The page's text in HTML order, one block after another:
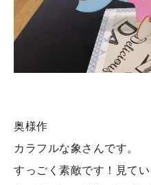
奥様作
カラフルな象さんです。
すっごく素敵です！見て